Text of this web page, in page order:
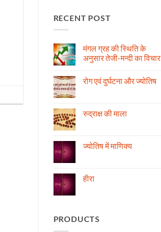
RECENT POST
मंगल ग्रह की स्थिति के
अनुसार तेजी-मन्दी का विचार
on
के
अनुसार
विचार
रोग एवं दुर्घटना और ज्योतिष
रोग
एवं
रुद्राक्ष की माला
रुद्राक्ष
की
ज्योतिष में माणिक्य
ज्योतिष
में
हीरा
PRODUCTS